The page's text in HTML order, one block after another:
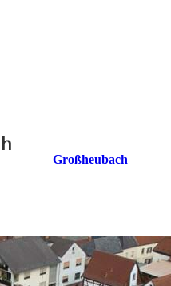
Großheubach